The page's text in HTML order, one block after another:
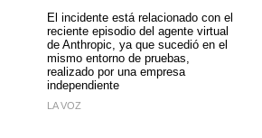
El incidente está relacionado con el
reciente episodio del agente virtual
de Anthropic, ya que sucedió en el
mismo entorno de pruebas,
realizado por una empresa
independiente
LA VOZ